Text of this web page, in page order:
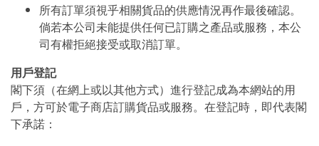
所有訂單須視乎相關貨品的供應情況再作最後確認。
倘若本公司未能提供任何已訂購之產品或服務，本公
司有權拒絕接受或取消訂單。
用戶登記
閣下須（在網上或以其他方式）進行登記成為本網站的用
戶，方可於電子商店訂購貨品或服務。在登記時，即代表閣
下承諾：